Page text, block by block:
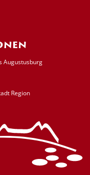
Augustusburg
Region